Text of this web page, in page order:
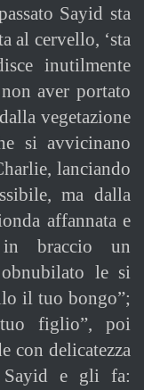
Sayid sta
al cervello, ‘sta
inutilmente
aver portato
vegetazione
si avvicinano
lanciando
ma dalla
affannata e
in braccio un
le si
il tuo bongo”;
figlio”, poi
con delicatezza
e gli fa: